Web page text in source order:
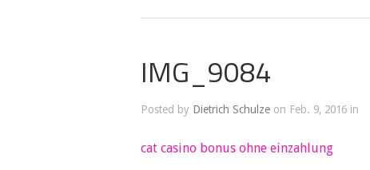
IMG_9084
Posted by Dietrich Schulze on Feb. 9, 2016 in
cat casino bonus ohne einzahlung